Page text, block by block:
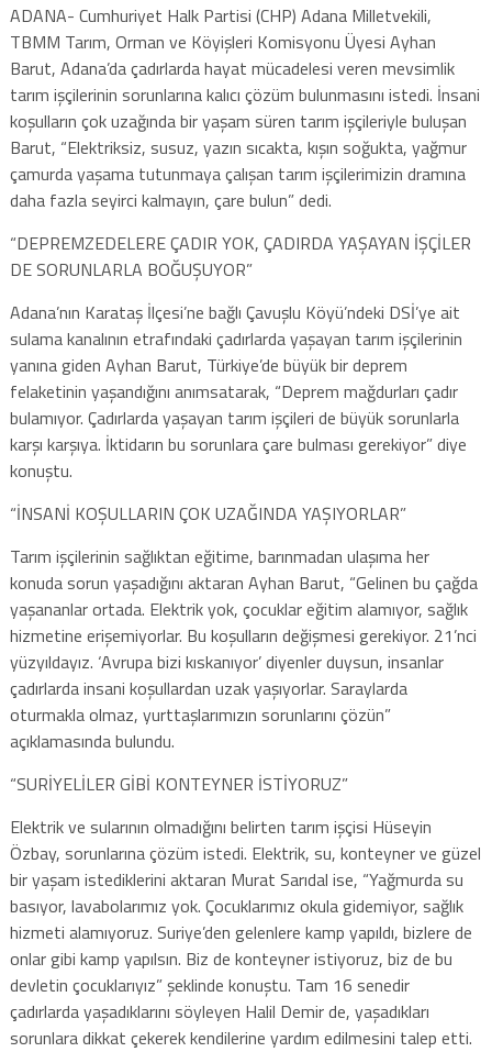
ADANA- Cumhuriyet Halk Partisi (CHP) Adana Milletvekili,
TBMM Tarım, Orman ve Köyişleri Komisyonu Üyesi Ayhan
Barut, Adana’da çadırlarda hayat mücadelesi veren mevsimlik
tarım işçilerinin sorunlarına kalıcı çözüm bulunmasını istedi. İnsani
koşulların çok uzağında bir yaşam süren tarım işçileriyle buluşan
Barut, “Elektriksiz, susuz, yazın sıcakta, kışın soğukta, yağmur
çamurda yaşama tutunmaya çalışan tarım işçilerimizin dramına
daha fazla seyirci kalmayın, çare bulun” dedi.
“DEPREMZEDELERE ÇADIR YOK, ÇADIRDA YAŞAYAN İŞÇİLER
DE SORUNLARLA BOĞUŞUYOR”
Adana’nın Karataş İlçesi’ne bağlı Çavuşlu Köyü’ndeki DSİ’ye ait
sulama kanalının etrafındaki çadırlarda yaşayan tarım işçilerinin
yanına giden Ayhan Barut, Türkiye’de büyük bir deprem
felaketinin yaşandığını anımsatarak, “Deprem mağdurları çadır
bulamıyor. Çadırlarda yaşayan tarım işçileri de büyük sorunlarla
karşı karşıya. İktidarın bu sorunlara çare bulması gerekiyor” diye
konuştu.
“İNSANİ KOŞULLARIN ÇOK UZAĞINDA YAŞIYORLAR”
Tarım işçilerinin sağlıktan eğitime, barınmadan ulaşıma her
konuda sorun yaşadığını aktaran Ayhan Barut, “Gelinen bu çağda
yaşananlar ortada. Elektrik yok, çocuklar eğitim alamıyor, sağlık
hizmetine erişemiyorlar. Bu koşulların değişmesi gerekiyor. 21’nci
yüzyıldayız. ‘Avrupa bizi kıskanıyor’ diyenler duysun, insanlar
çadırlarda insani koşullardan uzak yaşıyorlar. Saraylarda
oturmakla olmaz, yurttaşlarımızın sorunlarını çözün”
açıklamasında bulundu.
“SURİYELİLER GİBİ KONTEYNER İSTİYORUZ”
Elektrik ve sularının olmadığını belirten tarım işçisi Hüseyin
Özbay, sorunlarına çözüm istedi. Elektrik, su, konteyner ve güzel
bir yaşam istediklerini aktaran Murat Sarıdal ise, “Yağmurda su
basıyor, lavabolarımız yok. Çocuklarımız okula gidemiyor, sağlık
hizmeti alamıyoruz. Suriye’den gelenlere kamp yapıldı, bizlere de
onlar gibi kamp yapılsın. Biz de konteyner istiyoruz, biz de bu
devletin çocuklarıyız” şeklinde konuştu. Tam 16 senedir
çadırlarda yaşadıklarını söyleyen Halil Demir de, yaşadıkları
sorunlara dikkat çekerek kendilerine yardım edilmesini talep etti.